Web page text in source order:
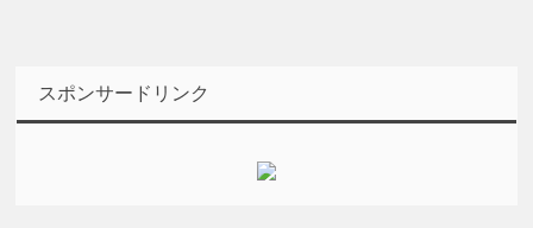
スポンサードリンク